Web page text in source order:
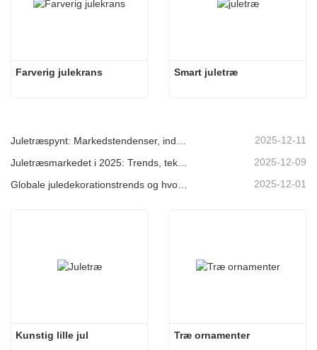
Farverig julekrans Smart juletræ
2025-12-11
2025-12-09
Globale juledekorationstrends og hvorfor Christmas Queen fortsat fører an på markedet 2025-12-01
Kunstig lille jul Træ ornamenter